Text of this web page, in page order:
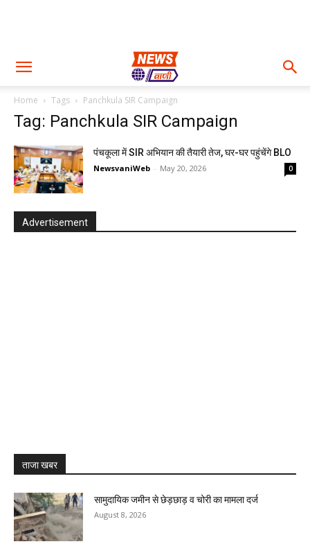
Home Tags Panchkula SIR Campaign
Tag: Panchkula SIR Campaign
पंचकूला में SIR अभियान की तैयारी तेज, घर-घर पहुंचेंगे BLO
NewsvaniWeb - May 20, 2026 0
Advertisement
ताजा खबर
सामुदायिक जमीन से छेड़छाड़ व चोरी का मामला दर्ज
August 8, 2026